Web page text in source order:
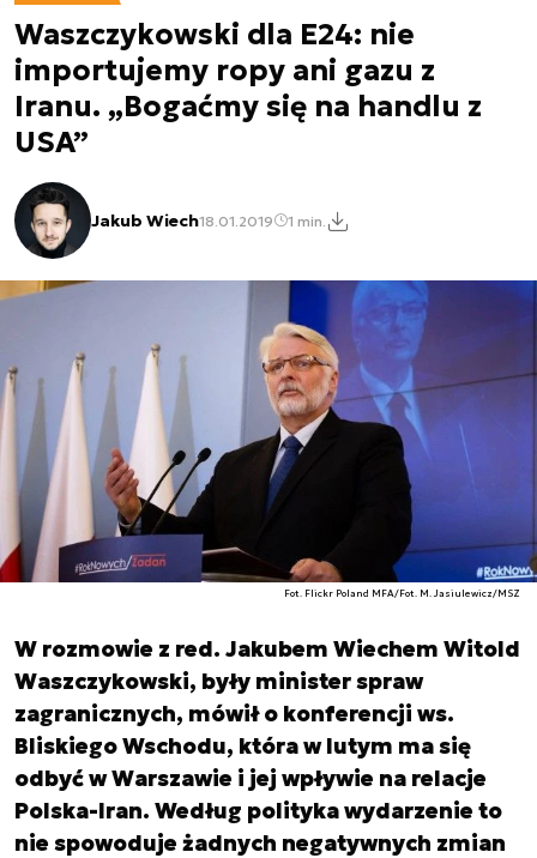
Waszczykowski dla E24: nie
importujemy ropy ani gazu z
Iranu. „Bogaćmy się na handlu z
USA”
Jakub Wiech18.01.2019 1 min.
Fot. Flickr Poland MFA/Fot. M. Jasiulewicz/MSZ
W rozmowie z red. Jakubem Wiechem Witold
Waszczykowski, były minister spraw
zagranicznych, mówił o konferencji ws.
Bliskiego Wschodu, która w lutym ma się
odbyć w Warszawie i jej wpływie na relacje
Polska-Iran. Według polityka wydarzenie to
nie spowoduje żadnych negatywnych zmian